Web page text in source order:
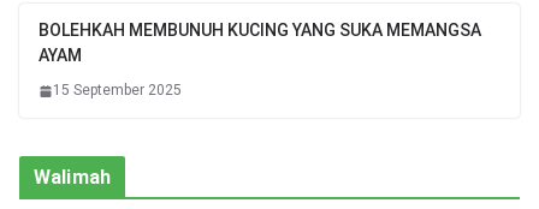
BOLEHKAH MEMBUNUH KUCING YANG SUKA MEMANGSA
AYAM
15 September 2025
Walimah